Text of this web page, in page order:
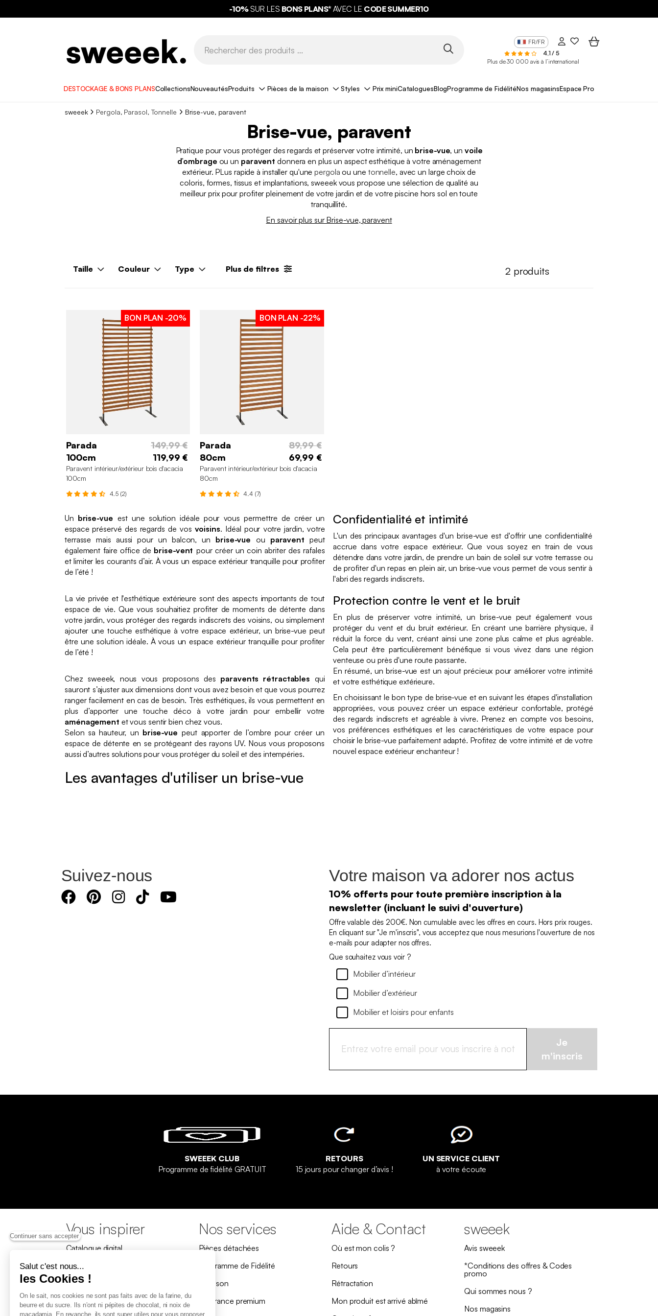
Continuer sans accepter
Salut c'est nous...
les Cookies !
On le sait, nos cookies ne sont pas faits avec de la farine, du
beurre et du sucre. Ils n’ont ni pépites de chocolat, ni noix de
macadamia. En revanche, ils sont super utiles pour vous proposer
-10%SUR LES BONS PLANS*AVEC LE CODE SUMMER10
LIVRAISON OFFERTE*
FR/FR
4,1 / 5
Plus de 30 000 avis à l’international
DESTOCKAGE & BONS PLANSCollectionsNouveautésProduits Pièces de la maison Styles Prix miniCataloguesBlogProgramme de FidélitéNos magasinsEspace Pro
sweeek Pergola, Parasol, Tonnelle Brise-vue, paravent
Brise-vue, paravent
Pratique pour vous protéger des regards et préserver votre intimité, un brise-vue, un voile
d’ombrage ou un paravent donnera en plus un aspect esthétique à votre aménagement
extérieur. PLus rapide à installer qu'unepergola ou une tonnelle, avec un large choix de
coloris, formes, tissus et implantations, sweeek vous propose une sélection de qualité au
meilleur prix pour profiter pleinement de votre jardin et de votre piscine hors sol en toute
tranquillité.
En savoir plus sur Brise-vue, paravent
Taille Couleur Type Plus de filtres 2 produits
BON PLAN -20%
Parada
100cm
149,99 €
119,99 €
Paravent intérieur/extérieur bois d'acacia
100cm
4.5 (2)
BON PLAN -22%
Parada
80cm
89,99 €
69,99 €
Paravent intérieur/extérieur bois d'acacia
80cm
4.4 (7)
Un brise-vue est une solution idéale pour vous permettre de créer un
espace préservé des regards de vos voisins. Idéal pour votre jardin, votre
terrasse mais aussi pour un balcon, un brise-vue ou paravent peut
également faire office de brise-vent pour créer un coin abriter des rafales
et limiter les courants d’air. À vous un espace extérieur tranquille pour profiter
de l’été !
La vie privée et l'esthétique extérieure sont des aspects importants de tout
espace de vie. Que vous souhaitiez profiter de moments de détente dans
votre jardin, vous protéger des regards indiscrets des voisins, ou simplement
ajouter une touche esthétique à votre espace extérieur, un brise-vue peut
être une solution idéale. À vous un espace extérieur tranquille pour profiter
de l’été !
Chez sweeek, nous vous proposons des paravents rétractables qui
sauront s’ajuster aux dimensions dont vous avez besoin et que vous pourrez
ranger facilement en cas de besoin. Très esthétiques, ils vous permettent en
plus d’apporter une touche déco à votre jardin pour embellir votre
aménagement et vous sentir bien chez vous.
Selon sa hauteur, un brise-vue peut apporter de l’ombre pour créer un
espace de détente en se protégeant des rayons UV. Nous vous proposons
aussi d’autres solutions pour vous protéger du soleil et des intempéries.
Les avantages d'utiliser un brise-vue
Confidentialité et intimité
L'un des principaux avantages d'un brise-vue est d'offrir une confidentialité
accrue dans votre espace extérieur. Que vous soyez en train de vous
détendre dans votre jardin, de prendre un bain de soleil sur votre terrasse ou
de profiter d'un repas en plein air, un brise-vue vous permet de vous sentir à
l'abri des regards indiscrets.
Protection contre le vent et le bruit
En plus de préserver votre intimité, un brise-vue peut également vous
protéger du vent et du bruit extérieur. En créant une barrière physique, il
réduit la force du vent, créant ainsi une zone plus calme et plus agréable.
Cela peut être particulièrement bénéfique si vous vivez dans une région
venteuse ou près d'une route passante.
En résumé, un brise-vue est un ajout précieux pour améliorer votre intimité
et votre esthétique extérieure.
En choisissant le bon type de brise-vue et en suivant les étapes d'installation
appropriées, vous pouvez créer un espace extérieur confortable, protégé
des regards indiscrets et agréable à vivre. Prenez en compte vos besoins,
vos préférences esthétiques et les caractéristiques de votre espace pour
choisir le brise-vue parfaitement adapté. Profitez de votre intimité et de votre
nouvel espace extérieur enchanteur !
Suivez-nous Votre maison va adorer nos actus
10% offerts pour toute première inscription à la
newsletter (incluant le suivi d'ouverture)
Offre valable dès 200€. Non cumulable avec les offres en cours. Hors prix rouges.
En cliquant sur "Je m'inscris", vous acceptez que nous mesurions l'ouverture de nos
e-mails pour adapter nos offres.
Que souhaitez vous voir ?
Mobilier d’intérieur
Mobilier d’extérieur
Mobilier et loisirs pour enfants
Je
m'inscris
SWEEEK CLUB
Programme de fidélité GRATUIT
RETOURS
15 jours pour changer d’avis !
UN SERVICE CLIENT
à votre écoute
Vous inspirer
Catalogue digital
Nos collections
Nos produits iconiques
Guides d’achat
Nos services
Pièces détachées
Programme de Fidélité
Livraison
Assurance premium
Aide & Contact
Où est mon colis ?
Retours
Rétractation
Mon produit est arrivé abîmé
sweeek
Avis sweeek
*Conditions des offres & Codes
promo
Qui sommes nous ?
Nos magasins